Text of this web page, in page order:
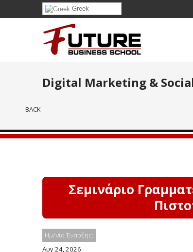
Greek
Digital Marketing &
BACK
Σεμινάριο
Ημ/νία Έναρξης:
Αυγ 24, 2026